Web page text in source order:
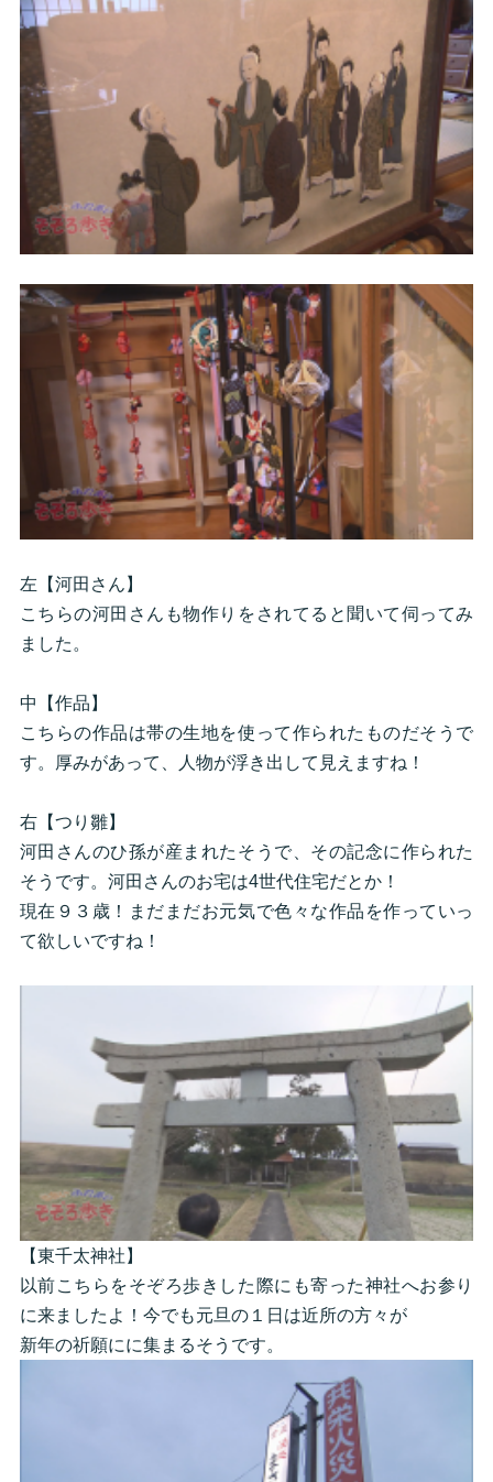
左【河田さん】
こちらの河田さんも物作りをされてると聞いて伺ってみ
ました。
中【作品】
こちらの作品は帯の生地を使って作られたものだそうで
す。厚みがあって、人物が浮き出して見えますね！
右【つり雛】
河田さんのひ孫が産まれたそうで、その記念に作られた
そうです。河田さんのお宅は4世代住宅だとか！
現在９３歳！まだまだお元気で色々な作品を作っていっ
て欲しいですね！
【東千太神社】
以前こちらをそぞろ歩きした際にも寄った神社へお参り
に来ましたよ！今でも元旦の１日は近所の方々が
新年の祈願にに集まるそうです。